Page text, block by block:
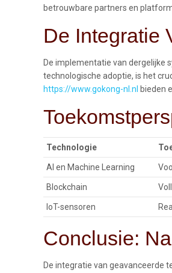
betrouwbare partners en
De Integratie
De implementatie van dergelijke
technologische adoptie, is het
https://www.gokong-nl.nl bieden
Technologie
AI en Machine Learning
Blockchain
IoT-sensoren
Conclusie:
De integratie van geavanceerde